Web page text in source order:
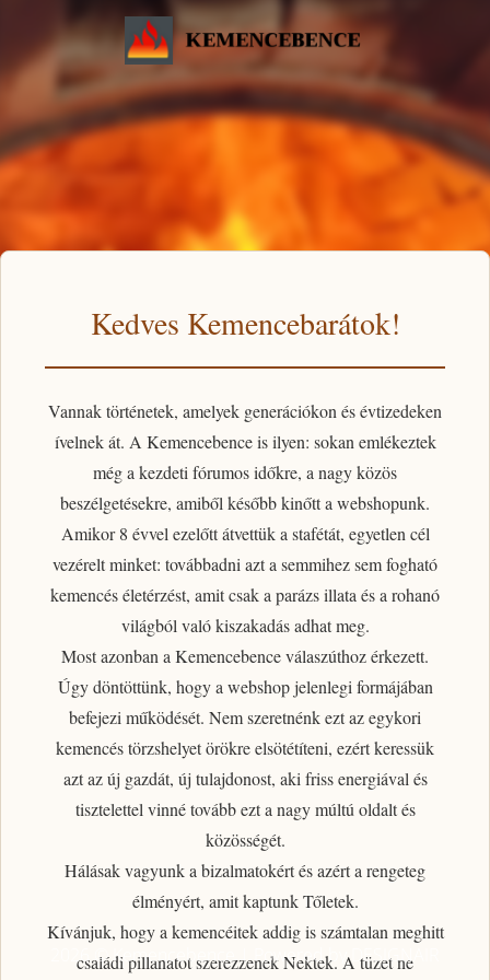
Kedves Kemencebarátok!
Vannak történetek, amelyek generációkon és évtizedeken
ívelnek át. A Kemencebenceis ilyen: sokan emlékeztek
még a kezdeti fórumos időkre, a nagy közös
beszélgetésekre, amiből később kinőtt a webshopunk.
Amikor 8 évvel ezelőtt átvettük a stafétát, egyetlen cél
vezérelt minket: továbbadni azt a semmihez sem fogható
kemencés életérzést, amit csak a parázs illata és a rohanó
világból való kiszakadás adhat meg.
Most azonban a Kemencebence válaszúthoz érkezett.
Úgy döntöttünk, hogy a webshop jelenlegi formájában
befejezi működését. Nem szeretnénk ezt az egykori
kemencés törzshelyet örökre elsötétíteni, ezértkeressük
azt az új gazdát, új tulajdonost, aki friss energiával és
tisztelettel vinné tovább ezt a nagy múltú oldalt és
közösségét.
Hálásak vagyunk a bizalmatokértés azért a rengeteg
élményért, amit kaptunk Tőletek.
Kívánjuk, hogy a kemencéitek addig is számtalan meghitt
családi pillanatot szerezzenek Nektek. A tüzet ne
2026 © Kemencebence | Powered by DESIGNAIR